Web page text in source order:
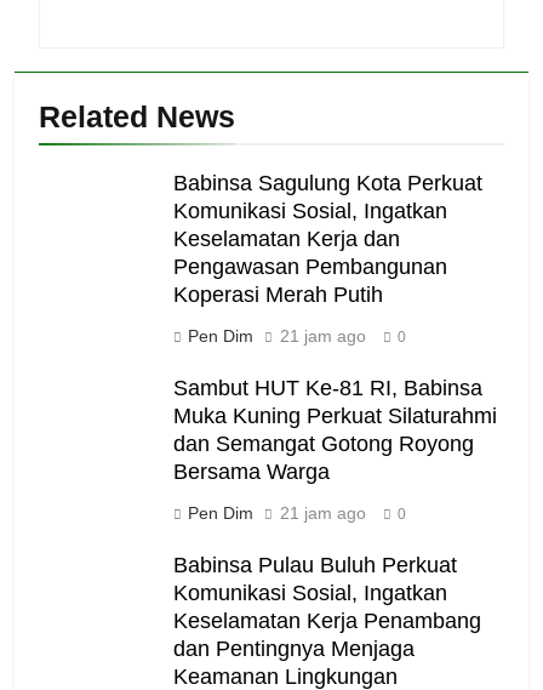
Related News
Babinsa Sagulung Kota Perkuat
Komunikasi Sosial, Ingatkan
Keselamatan Kerja dan
Pengawasan Pembangunan
Koperasi Merah Putih
Pen Dim 21 jam ago 0
Sambut HUT Ke-81 RI, Babinsa
Muka Kuning Perkuat Silaturahmi
dan Semangat Gotong Royong
Bersama Warga
Pen Dim 21 jam ago 0
Babinsa Pulau Buluh Perkuat
Komunikasi Sosial, Ingatkan
Keselamatan Kerja Penambang
dan Pentingnya Menjaga
Keamanan Lingkungan